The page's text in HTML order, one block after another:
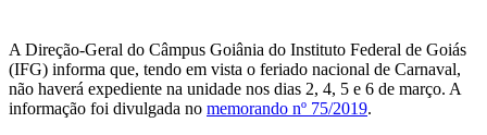
A Direção-Geral do Câmpus Goiânia do Instituto Federal de Goiás
(IFG) informa que, tendo em vista o feriado nacional de Carnaval,
não haverá expediente na unidade nos dias 2, 4, 5 e 6 de março. A
informação foi divulgada no memorando nº 75/2019.